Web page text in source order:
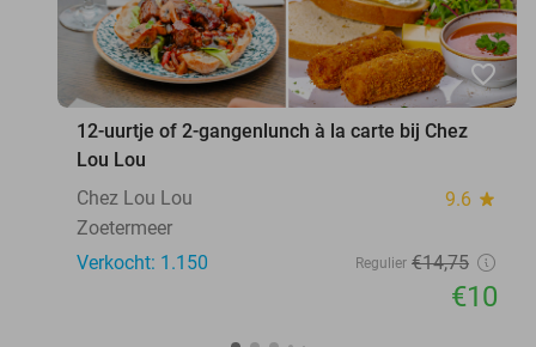
favorite_border
12-uurtje of 2-gangenlunch à la carte bij Chez
Lou Lou
Chez Lou Lou
9.6 star
Zoetermeer
Verkocht: 1.150
Regulier €14,75
€10